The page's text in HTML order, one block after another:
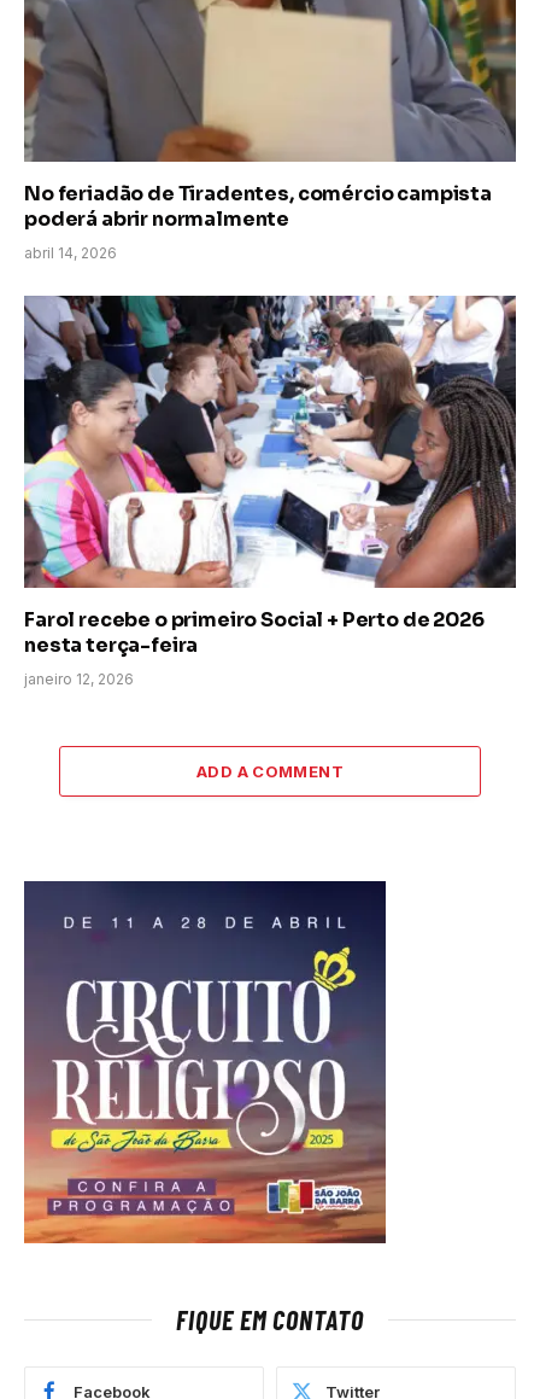
No feriadão de Tiradentes, comércio campista
poderá abrir normalmente
abril 14, 2026
Farol recebe o primeiro Social + Perto de 2026
nesta terça-feira
janeiro 12, 2026
ADD A COMMENT
FIQUE EM CONTATO
Facebook Twitter